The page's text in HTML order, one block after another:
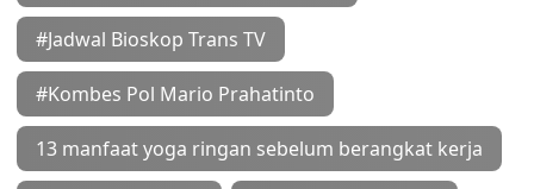
#Jadwal Bioskop Trans TV
#Kombes Pol Mario Prahatinto
13 manfaat yoga ringan sebelum berangkat kerja